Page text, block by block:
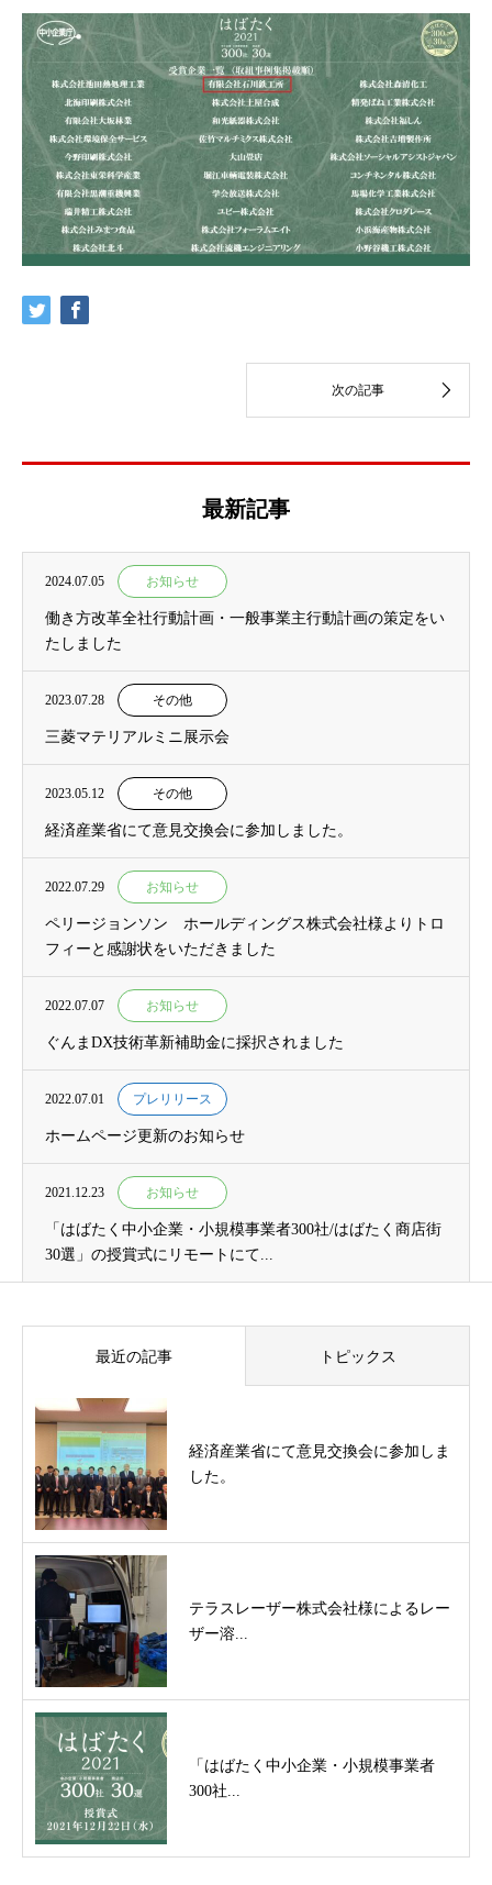
最新記事
2024.07.05 お知らせ
働き方改革全社行動計画・一般事業主行動計画の策定をい
たしました
2023.07.28 その他
三菱マテリアルミニ展示会
2023.05.12 その他
経済産業省にて意見交換会に参加しました。
2022.07.29 お知らせ
ペリージョンソン ホールディングス株式会社様よりトロ
フィーと感謝状をいただきました
2022.07.07 お知らせ
ぐんまDX技術革新補助金に採択されました
2022.07.01 プレリリース
ホームページ更新のお知らせ
2021.12.23 お知らせ
「はばたく中小企業・小規模事業者300社/はばたく商店街
30選」の授賞式にリモートにて...
最近の記事 トピックス
経済産業省にて意見交換会に参加しま
した。
テラスレーザー株式会社様によるレー
ザー溶...
「はばたく中小企業・小規模事業者
300社...